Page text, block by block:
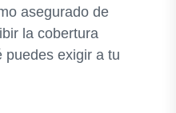
asegurado de
la cobertura
puedes exigir a tu